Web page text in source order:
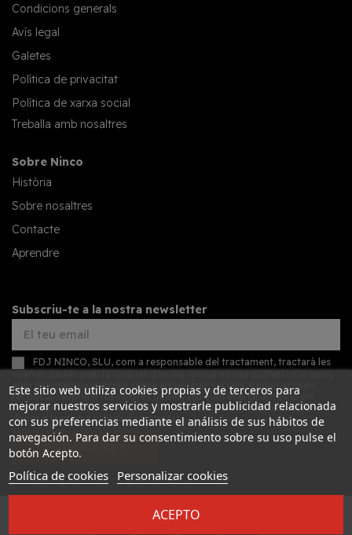
Condicions generals
Avís legal
Galetes
Política de privacitat
Política de xarxa social
Treballa amb nosaltres
Sobre Ninco
Història
Sobre nosaltres
Contacte
Aprendre
Subscriu-te a la nostra newsletter
FDJ NINCO, SLU, com a responsable del tractament, tractarà les
amb novetats comercials sobre els nostres serveis. Podeu accedir,
rectificar i suprimir les vostres dades, així com exercir altres drets
consultant la informació addicional detallada sobre protecció de
dades a la nostrapolítica de privacitat
SUBSCRIURE'S
Desarrollado por
Este sitio web utiliza cookies propias y de terceros para
mejorar nuestros servicios y mostrarle publicidad relacionada
con sus preferencias mediante el análisis de sus hábitos de
navegación. Para dar su consentimiento sobre su uso pulse el
botón Acepto.
Política de cookies Personalizar cookies
ACEPTO